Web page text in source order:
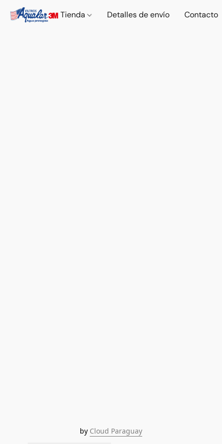
Tienda Detalles de envío Contacto
by Cloud Paraguay